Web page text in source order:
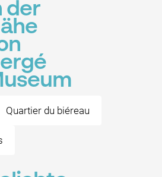
der
Quartier du biéreau